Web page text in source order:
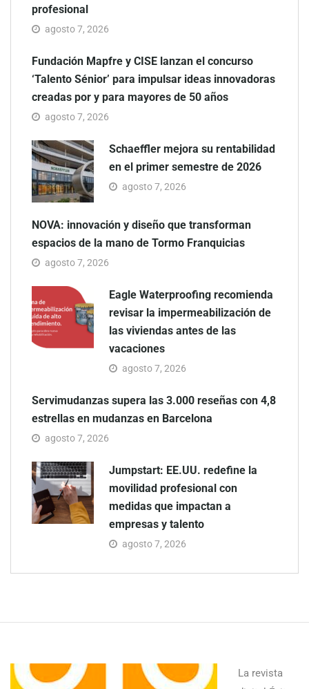
profesional
agosto 7, 2026
Fundación Mapfre y CISE lanzan el concurso
‘Talento Sénior’ para impulsar ideas innovadoras
creadas por y para mayores de 50 años
agosto 7, 2026
Schaeffler mejora su rentabilidad
en el primer semestre de 2026
agosto 7, 2026
NOVA: innovación y diseño que transforman
espacios de la mano de Tormo Franquicias
agosto 7, 2026
Eagle Waterproofing recomienda
revisar la impermeabilización de
las viviendas antes de las
vacaciones
agosto 7, 2026
Servimudanzas supera las 3.000 reseñas con 4,8
estrellas en mudanzas en Barcelona
agosto 7, 2026
Jumpstart: EE.UU. redefine la
movilidad profesional con
medidas que impactan a
empresas y talento
agosto 7, 2026
La revista